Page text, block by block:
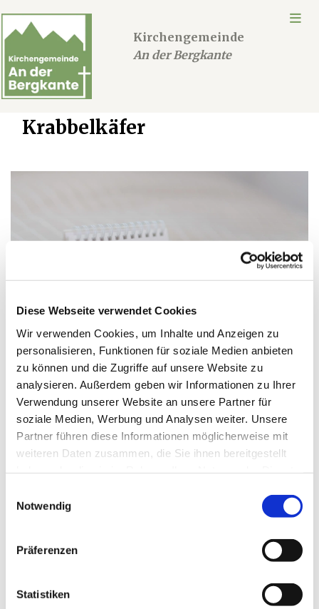
Diese Webseite verwendet Cookies
Wir verwenden Cookies, um Inhalte und Anzeigen zu
personalisieren, Funktionen für soziale Medien anbieten
zu können und die Zugriffe auf unsere Website zu
analysieren. Außerdem geben wir Informationen zu Ihrer
Verwendung unserer Website an unsere Partner für
soziale Medien, Werbung und Analysen weiter. Unsere
Partner führen diese Informationen möglicherweise mit
weiteren Daten zusammen, die Sie ihnen bereitgestellt
Notwendig
Präferenzen
Statistiken
Kirchengemeinde
An der Bergkante
Krabbelkäfer
Mittwoch, 16. Dezember 2026,
09:30 Uhr
Hille